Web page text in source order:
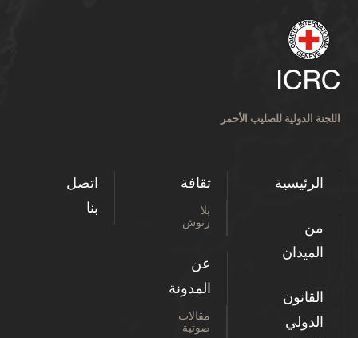
اللجنة الدولية للصليب الأحمر
الرئيسية
من
الميدان
القانون
الدولي
ثقافة
بلا
رتوش
عن
المدونة
مقالات
صوتية
اتصل
بنا